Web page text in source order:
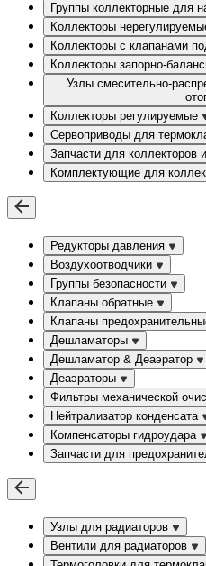
Группы коллекторные для
Коллекторы
Коллекторы с клапанами
Коллекторы запорно-
Узлы смесительно-
Коллекторы регулируемые
Сервоприводы для
Запчасти для коллекторов
Комплектующие для
Редукторы давления
Воздухоотводчики
Группы безопасности
Клапаны обратные
Клапаны
Дешламаторы
Дешламатор & Деаэратор
Деаэраторы
Фильтры механической
Нейтрализатор конденсата
Компенсаторы гидроудара
Запчасти для
Узлы для радиаторов
Вентили для радиаторов